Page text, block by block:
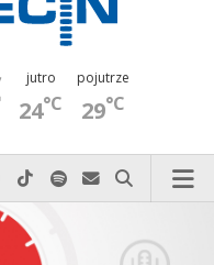
jutro
24°C
pojutrze
29°C
do nas zadzwoń
nas na Facebook-u
nas na X
Odwiedź nas na Instagram-ie
Odwiedź nas na TikTok-u
Szukaj nas na Spotify
Wyślij do nas
Szukaj